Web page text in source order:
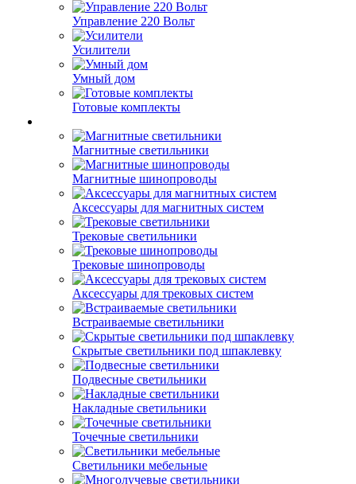
Управление 220 Вольт
Усилители
Умный дом
Готовые комплекты
Магнитные светильники
Магнитные шинопроводы
Аксессуары для магнитных систем
Трековые светильники
Трековые шинопроводы
Аксессуары для трековых систем
Встраиваемые светильники
Скрытые светильники под шпаклевку
Подвесные светильники
Накладные светильники
Точечные светильники
Светильники мебельные